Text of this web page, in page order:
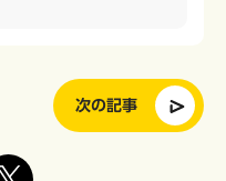
次の記事